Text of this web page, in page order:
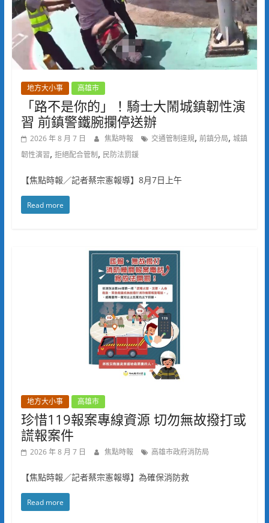
地方大小事 高雄市
「路不是你的」！騎士大鬧城鎮韌性演
習 前鎮警鐵腕攔停送辦
2026 年 8 月 7 日 焦點時報 交通管制違規, 前鎮分局, 城鎮
韌性演習, 拒絕配合管制 , 民防法罰鍰
【焦點時報／記者蔡宗憲報導】8月7日上午
Read more
地方大小事 高雄市
珍惜119報案專線資源 切勿無故撥打或
謊報案件
2026 年 8 月 7 日 焦點時報 高雄市政府消防局
【焦點時報／記者蔡宗憲報導】為確保消防救
Read more